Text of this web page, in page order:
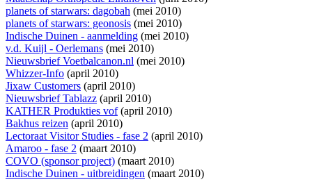
planets of starwars: dagobah (mei 2010)
planets of starwars: geonosis (mei 2010)
Indische Duinen - aanmelding (mei 2010)
v.d. Kuijl - Oerlemans (mei 2010)
Nieuwsbrief Voetbalcanon.nl (mei 2010)
Whizzer-Info (april 2010)
Jixaw Customers (april 2010)
Nieuwsbrief Tablazz (april 2010)
KATHER Produkties vof(april 2010)
Bakhus reizen (april 2010)
Lectoraat Visitor Studies - fase 2 (april 2010)
Amaroo - fase 2 (maart 2010)
COVO (sponsor project) (maart 2010)
Indische Duinen - uitbreidingen (maart 2010)